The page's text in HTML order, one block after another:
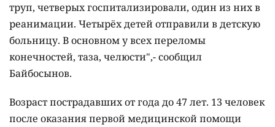
труп, четверых госпитализировали, один из них в
реанимации. Четырёх детей отправили в детскую
больницу. В основном у всех переломы
конечностей, таза, челюсти",- сообщил
Байбосынов.
Возраст пострадавших от года до 47 лет. 13 человек
после оказания первой медицинской помощи